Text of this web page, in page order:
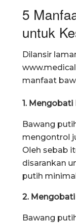
5
untuk
Dilansir
manfaat
1.
Bawang
mengontrol
Oleh sebab
disarankan
putih
2.
Bawang